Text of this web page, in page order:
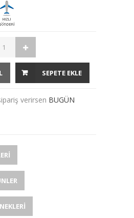
SEPETE EKLE
verirsen BUGÜN